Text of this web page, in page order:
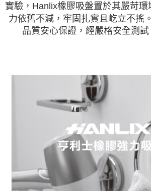
實驗，Hanlix橡膠吸盤置於其嚴苛
力依舊不減，牢固扎實且屹立不搖
品質安心保證，經嚴格安全測試